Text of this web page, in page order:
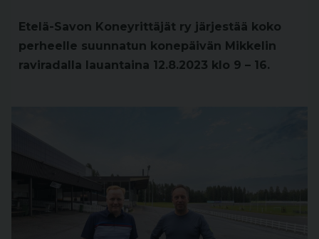
Etelä-Savon Koneyrittäjät ry järjestää koko
perheelle suunnatun konepäivän Mikkelin
raviradalla lauantaina 12.8.2023 klo 9 – 16.